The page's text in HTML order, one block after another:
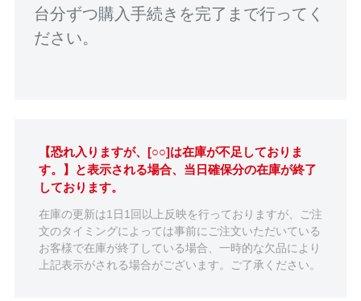
台分ずつ購入手続きを完了まで行ってく
ださい。
【恐れ入りますが、[○○]は在庫が不足しておりま
す。】と表示される場合、当日確保分の在庫が終了
しております。
在庫の更新は1日1回以上反映を行っておりますが、ご注
文のタイミングによっては事前にご注文いただいている
お客様で在庫が終了している場合、一時的な欠品により
上記表示がされる場合がございます。ご了承ください。